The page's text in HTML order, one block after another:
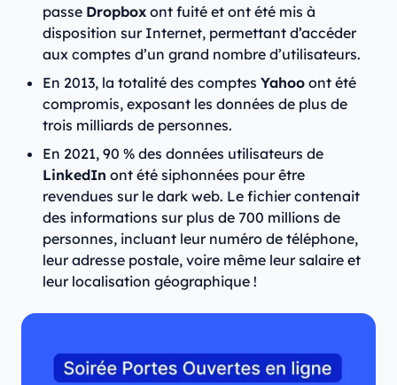
passe Dropbox ont fuité et ont été mis à
disposition sur Internet, permettant d’accéder
aux comptes d’un grand nombre d’utilisateurs.
En 2013, la totalité des comptes Yahoo ont été
compromis, exposant les données de plus de
trois milliards de personnes.
En 2021, 90 % des données utilisateurs de
LinkedIn ont été siphonnées pour être
revendues sur le dark web. Le fichier contenait
des informations sur plus de 700 millions de
personnes, incluant leur numéro de téléphone,
leur adresse postale, voire même leur salaire et
leur localisation géographique !